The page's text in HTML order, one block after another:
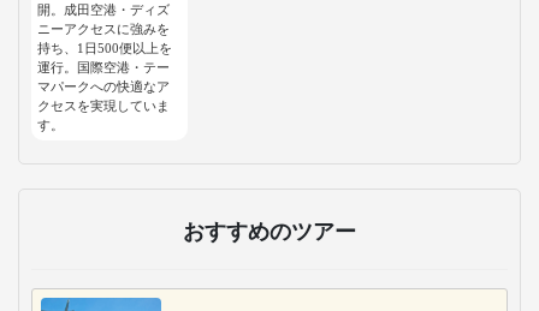
開。成田空港・ディズ
ニーアクセスに強みを
持ち、1日500便以上を
運行。国際空港・テー
マパークへの快適なア
クセスを実現していま
す。
おすすめのツアー